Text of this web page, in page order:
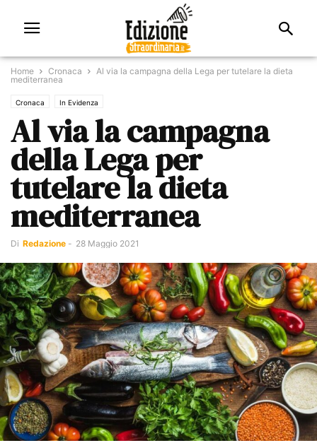
Home Cronaca
Al via la campagna della Lega per tutelare la dieta
mediterranea
Cronaca In Evidenza
Al via la campagna
della Lega per
tutelare la dieta
mediterranea
Di Redazione - 28 Maggio 2021